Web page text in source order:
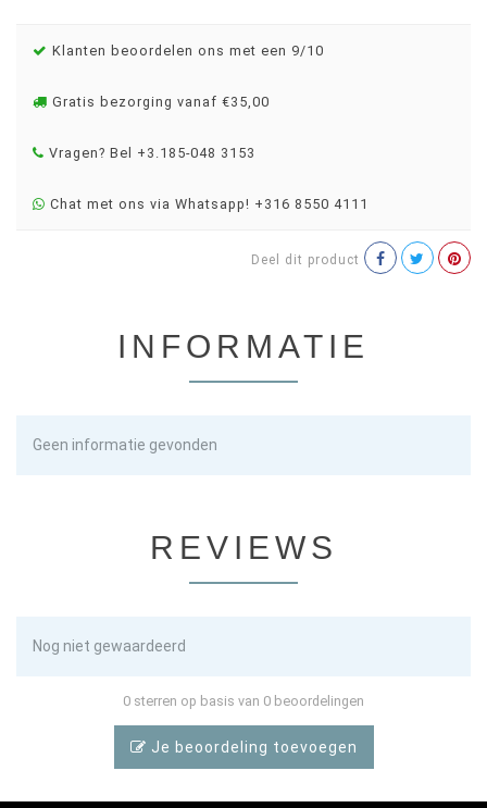
Klanten beoordelen ons met een 9/10
Gratis bezorging vanaf €35,00
Vragen? Bel +3.185-048 3153
Chat met ons via Whatsapp! +316 8550 4111
Deel dit product
INFORMATIE
Geen informatie gevonden
REVIEWS
Nog niet gewaardeerd
0 sterren op basis van 0 beoordelingen
Je beoordeling toevoegen